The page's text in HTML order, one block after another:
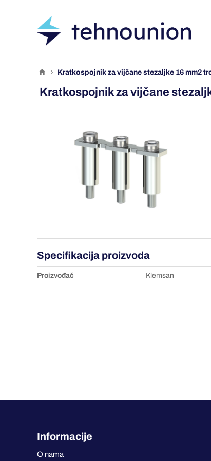
kratkospojnik za vijčane stezaljke 16 mm2
Kratkospojnik za vijčane
Specifikacija proizvoda
Proizvođač Klemsan
Informacije
O nama